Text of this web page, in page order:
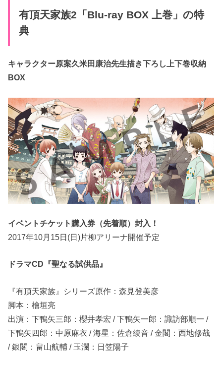
有頂天家族2「Blu-ray BOX 上巻」の特
典
キャラクター原案久米田康治先生描き下ろし上下巻収納
BOX
イベントチケット購入券（先着順）封入！
2017年10月15日(日)片柳アリーナ開催予定
ドラマCD『聖なる試供品』
『有頂天家族』シリーズ原作：森見登美彦
脚本：檜垣亮
出演：下鴨矢三郎：櫻井孝宏 / 下鴨矢一郎：諏訪部順一 /
下鴨矢四郎：中原麻衣 / 海星：佐倉綾音 / 金閣：西地修哉
/ 銀閣：畠山航輔 / 玉瀾：日笠陽子